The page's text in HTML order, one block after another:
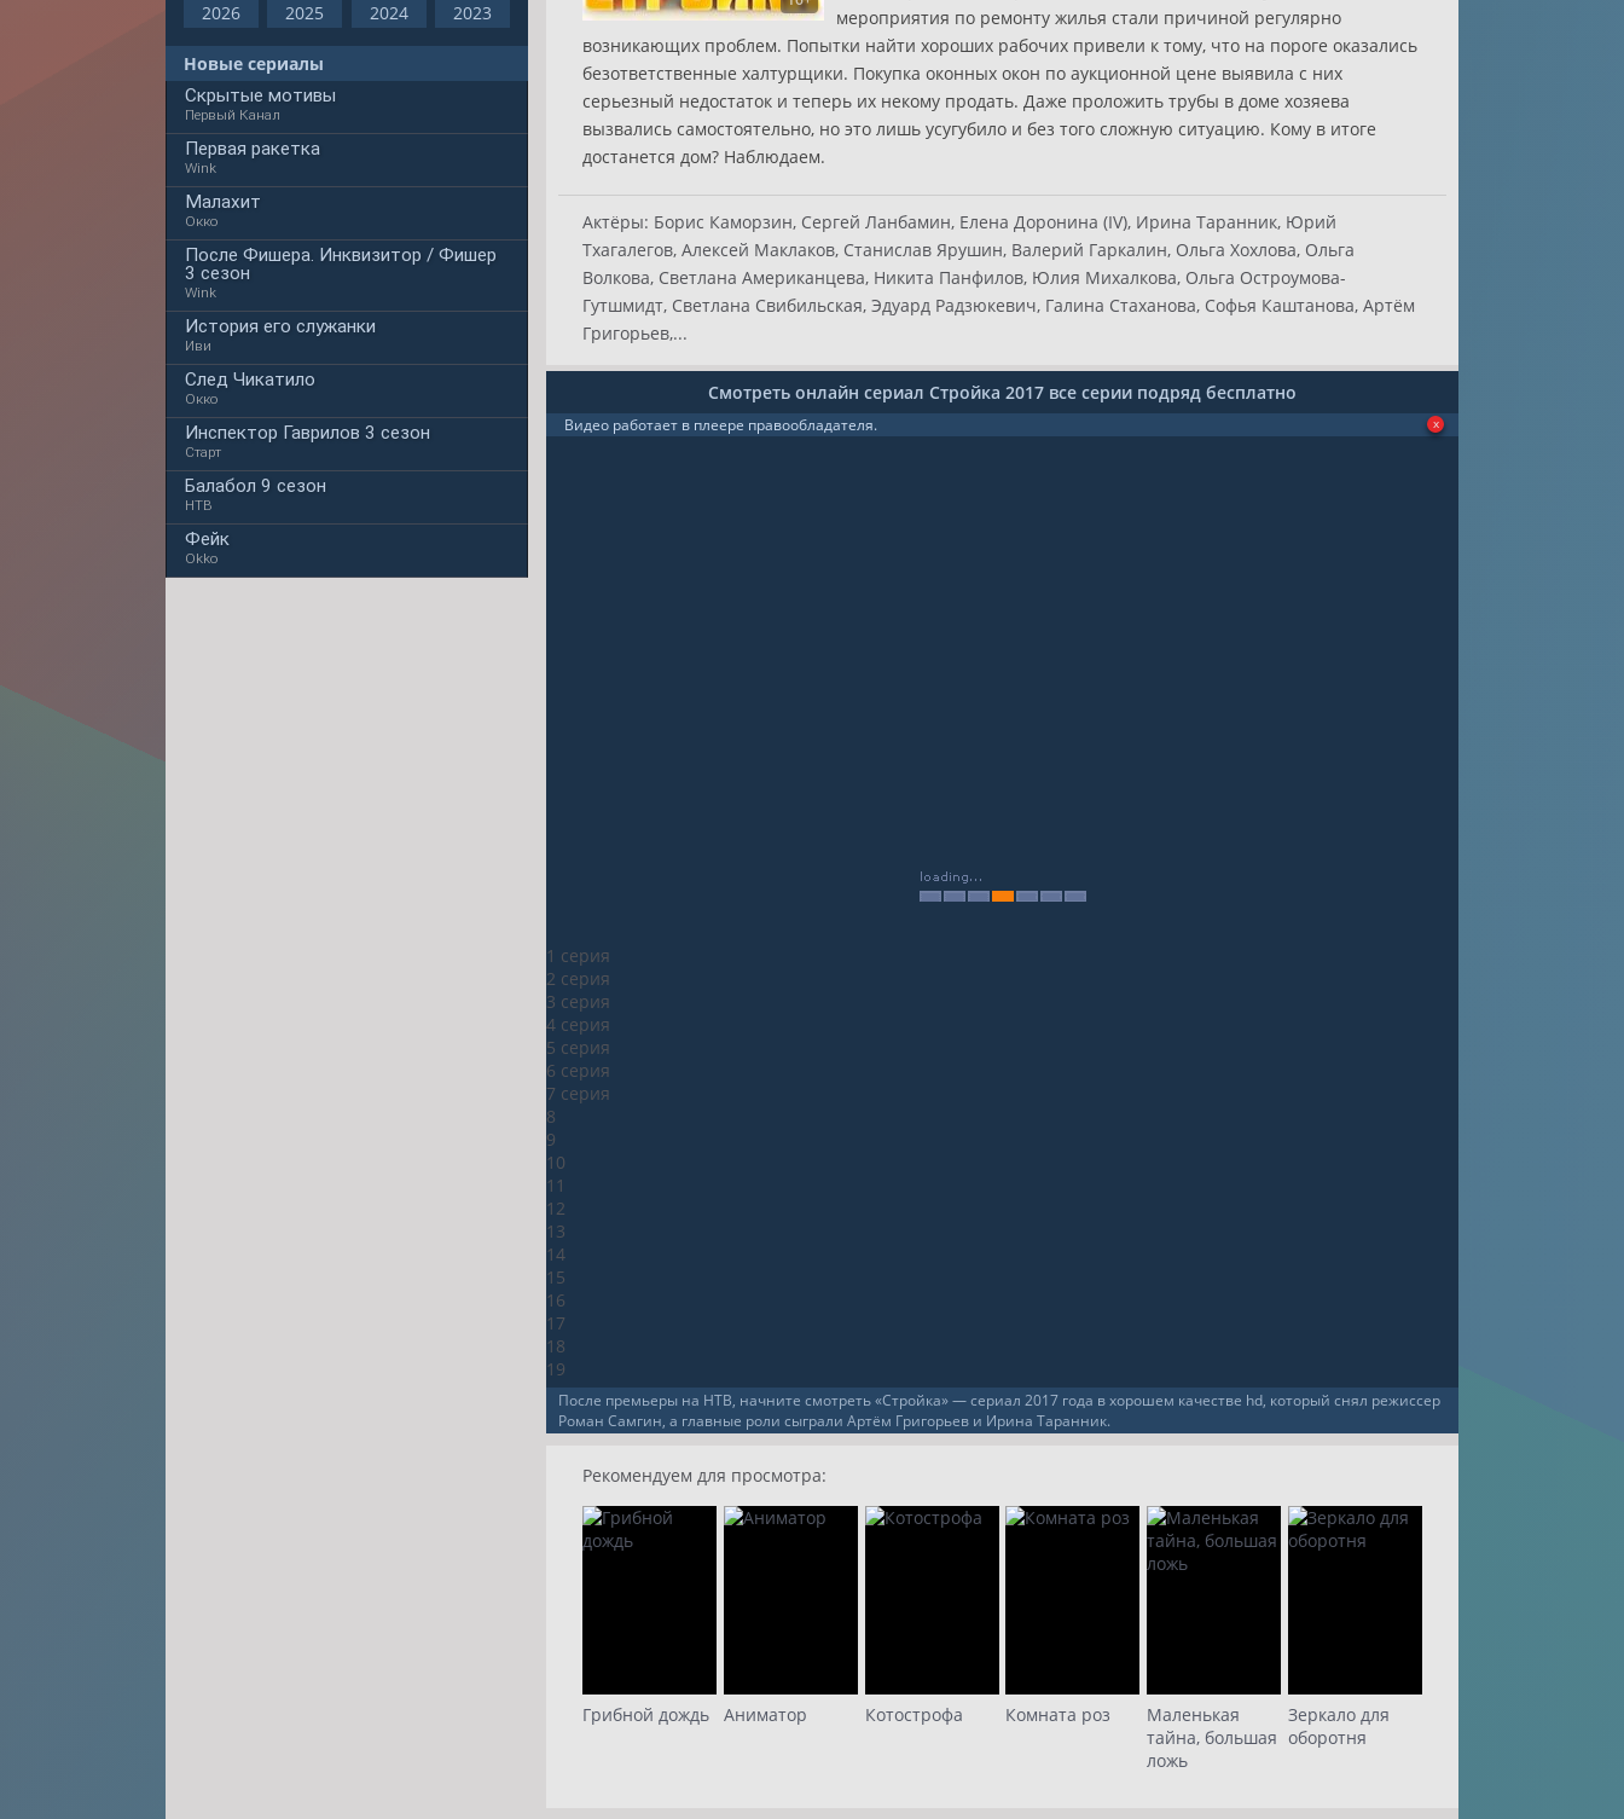
мероприятия по ремонту жилья стали причиной регулярно
возникающих проблем. Попытки найти хороших рабочих привели к тому, что на пороге оказались
безответственные халтурщики. Покупка оконных окон по аукционной цене выявила с них
серьезный недостаток и теперь их некому продать. Даже проложить трубы в доме хозяева
вызвались самостоятельно, но это лишь усугубило и без того сложную ситуацию. Кому в итоге
достанется дом? Наблюдаем.
Актёры: Борис Каморзин, Сергей Ланбамин, Елена Доронина (IV), Ирина Таранник, Юрий
Тхагалегов, Алексей Маклаков, Станислав Ярушин, Валерий Гаркалин, Ольга Хохлова, Ольга
Волкова, Светлана Американцева, Никита Панфилов, Юлия Михалкова, Ольга Остроумова-
Гутшмидт, Светлана Свибильская, Эдуард Радзюкевич, Галина Стаханова, Софья Каштанова, Артём
Григорьев,...
Смотреть онлайн сериал Стройка 2017 все серии подряд бесплатно
Видео работает в плеере правообладателя.
1 серия
2 серия
3 серия
4 серия
5 серия
6 серия
7 серия
8
9
10
11
12
13
14
15
16
17
18
19
После премьеры на НТВ, начните смотреть «Стройка» — сериал 2017 года в хорошем качестве hd, который снял режиссер
Роман Самгин, а главные роли сыграли Артём Григорьев и Ирина Таранник.
Рекомендуем для просмотра:
Грибной дождь Аниматор Котострофа Комната роз
Маленькая
тайна, большая
ложь
Зеркало для
оборотня
2026
2025 2024 2023
Новые сериалы
Скрытые мотивы
Первый Канал
Первая ракетка
Wink
Малахит
Окко
После Фишера. Инквизитор / Фишер
3 сезон
Wink
История его служанки
Иви
След Чикатило
Окко
Инспектор Гаврилов 3 сезон
Старт
Балабол 9 сезон
НТВ
Фейк
Okko